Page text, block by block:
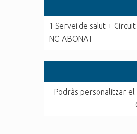
1 Servei de salut +
NO ABONAT
Podràs personalitzar el